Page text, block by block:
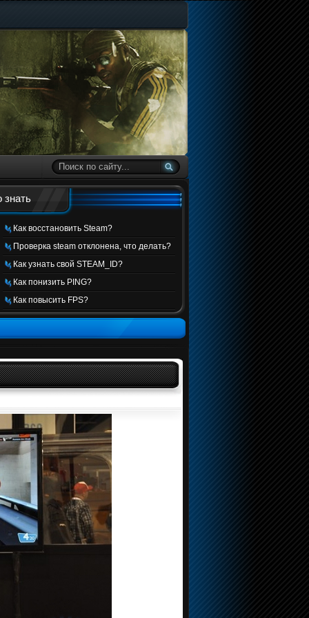
знать
Как восстановить Steam?
Проверка steam отклонена, что делать?
Как узнать свой STEAM_ID?
Как понизить PING?
Как повысить FPS?